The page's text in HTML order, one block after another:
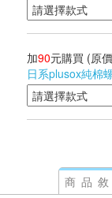
加90元購買 (原
日系plusox純棉
商品